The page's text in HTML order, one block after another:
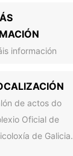
información
de actos do
Oficial de
de Galicia.